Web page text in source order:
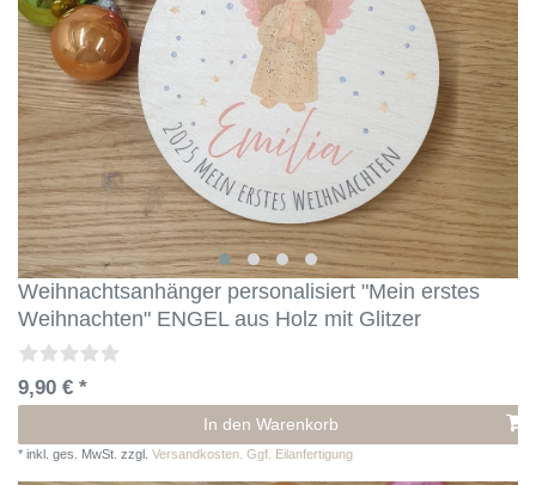
Weihnachtsanhänger personalisiert "Mein erstes
Weihnachten" ENGEL aus Holz mit Glitzer
9,90 € *
In den Warenkorb
* inkl. ges. MwSt. zzgl. Versandkosten. Ggf. Eilanfertigung